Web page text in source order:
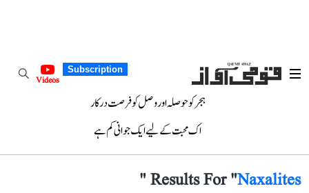
Subscription
Videos
ہجر کو حوصلہ اور وصل کو فرصت درکار
اک محبت کے لیے ایک جوانی کم ہے
Results For "Naxalites
"